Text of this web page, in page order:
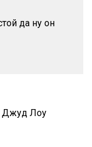
да ну он
Джуд Лоу